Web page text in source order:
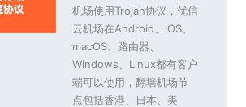
机场使用Trojan协议，优信
云机场在Android、iOS、
macOS、路由器、
Windows、Linux都有客户
端可以使用，翻墙机场节
点包括香港、日本、美